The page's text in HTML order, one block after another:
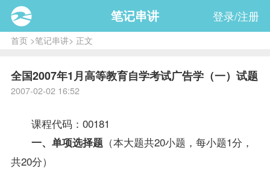
笔记串讲 登录/注册
首页>笔记串讲> 正文
全国2007年1月高等教育自学考试广告学（一）试题
2007-02-02 16:52
课程代码：00181
一、单项选择题（本大题共20小题，每小题1分，
共20分）